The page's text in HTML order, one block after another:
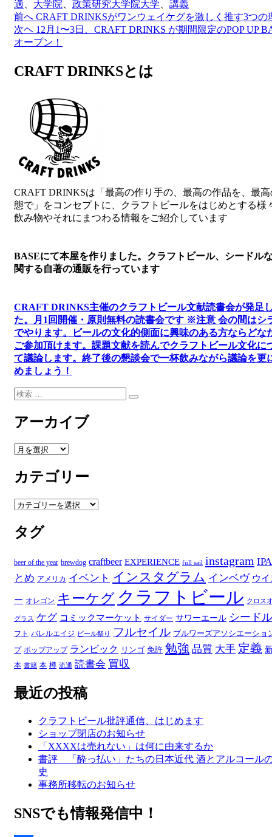
適 大学院 政策研究大学院大学 講義
投
稿
ビ
ョ
ン
前へ CRAFT DRINKSがワンウェイケグを激しく推す3つの
次ヘ 12月1〜3日、CRAFT DRINKS が期間限定のPOP UP
オープン！
CRAFT DRINKSとは
CRAFT DRINKSは「最高の作り手の、最高の作品を、最
態で」をコンセプトに、クラフトビールをはじめとする様
飲み物やそれにまつわる情報をご紹介しています
BASEにて本屋を作りました。クラフトビール、シードル
関する自著の通販を行っています
CRAFT DRINKS主催のクラフトビール文献読書会が発足
た。
月1回開催・原則無料の読書会です ※注意 会の間はシ
でやります。
ビールの文化的側面に興味のある方ならどな
ご参加頂けます。 課題文献を読んでクラフトビール文化に
て議論します。 終了後の懇談会で一杯飲みながら議論を更
めましょう！
検
検
アーカイブ
ア
カ
イ
ブ
カテゴリー
カ
ゴ
リ
タグ
beer of the year brewdog craftbeer EXPERIENCE full sail instagram IPA
とめ アメリカ イベント インスタグラム インベヴ ウ
ー オレゴン キーケグ クラフトビール クロス
グラス ケグ コミックマーケット サイダー サワーエール シードル
フト バレルエイジ ビール祭り フルセイル ブルワーズアソシエーショ
プ ポップアップ ランビック リンゴ 免許 勉強 品質 大手 定義
本 書籍 本 樽 流通 読書会 買収
最近の投稿
クラフトビール批評通信、はじめます
ショップ閉店のお知らせ
「XXXXは売れない」は何に由来するか
書評 「酔っ払い」たちの日本近代 酒とアルコール
史
事務所移転のお知らせ
SNSでも情報発信中！